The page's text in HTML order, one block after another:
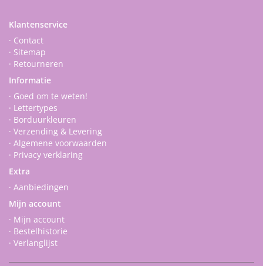
Klantenservice
· Contact
· Sitemap
· Retourneren
Informatie
· Goed om te weten!
· Lettertypes
· Borduurkleuren
· Verzending & Levering
· Algemene voorwaarden
· Privacy verklaring
Extra
· Aanbiedingen
Mijn account
· Mijn account
· Bestelhistorie
· Verlanglijst